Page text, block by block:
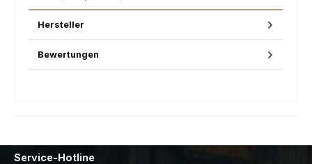
Hersteller
Bewertungen
Service-Hotline